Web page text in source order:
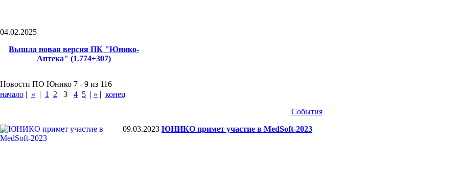
04.02.2025
Вышла новая версия ПК "Юнико-
Аптека" (1.774+307)
Новости ПО Юнико 7 - 9 из 116
начало | « | 1 2 3 4 5 | » | конец
События
09.03.2023 ЮНИКО примет участие в MedSoft-2023